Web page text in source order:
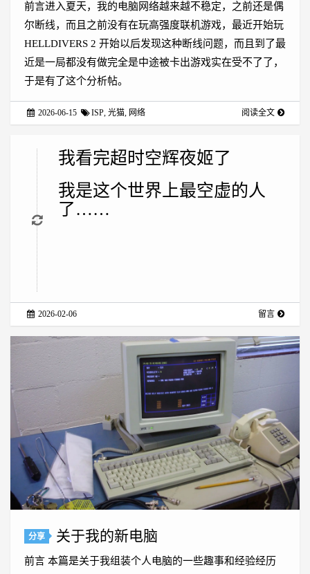
前言进入夏天，我的电脑网络越来越不稳定，之前还是偶
尔断线，而且之前没有在玩高强度联机游戏，最近开始玩
HELLDIVERS 2 开始以后发现这种断线问题，而且到了最
近是一局都没有做完全是中途被卡出游戏实在受不了了，
于是有了这个分析帖。
2026-06-15 ISP,光猫, 网络 阅读全文
我看完超时空辉夜姬了
我是这个世界上最空虚的人
了……
2026-02-06 留言
分享 关于我的新电脑
前言 本篇是关于我组装个人电脑的一些趣事和经验经历